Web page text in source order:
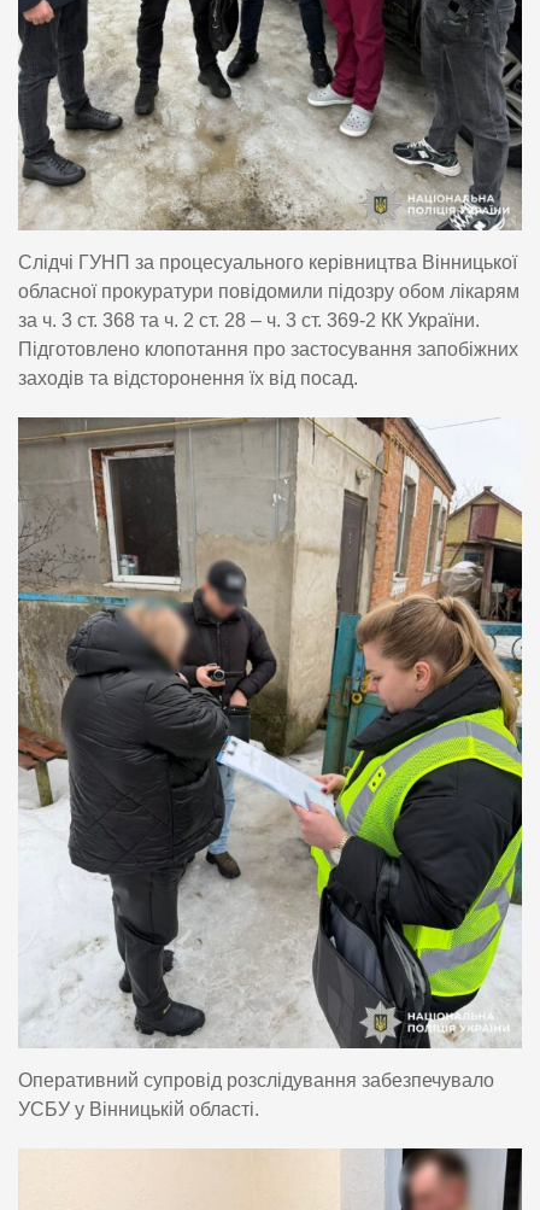
Слідчі ГУНП за процесуального керівництва Вінницької
обласної прокуратури повідомили підозру обом лікарям
за ч. 3 ст. 368 та ч. 2 ст. 28 – ч. 3 ст. 369-2 КК України.
Підготовлено клопотання про застосування запобіжних
заходів та відсторонення їх від посад.
Оперативний супровід розслідування забезпечувало
УСБУ у Вінницькій області.